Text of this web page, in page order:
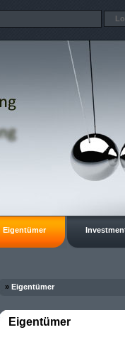
Eigentümer
» Eigentümer
Eigentümer